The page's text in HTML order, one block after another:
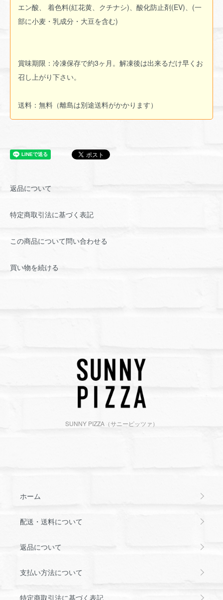
エン酸、 着色料(紅花黄、クチナシ)、酸化防止剤(EV)、(一
部に小麦・乳成分・大豆を含む)
賞味期限：冷凍保存で約3ヶ月。解凍後は出来るだけ早くお
召し上がり下さい。
送料：無料（離島は別途送料がかかります）
返品について
特定商取引法に基づく表記
この商品について問い合わせる
買い物を続ける
SUNNY PIZZA（サニーピッツァ）
ホーム
配送・送料について
返品について
支払い方法について
特定商取引法に基づく表記